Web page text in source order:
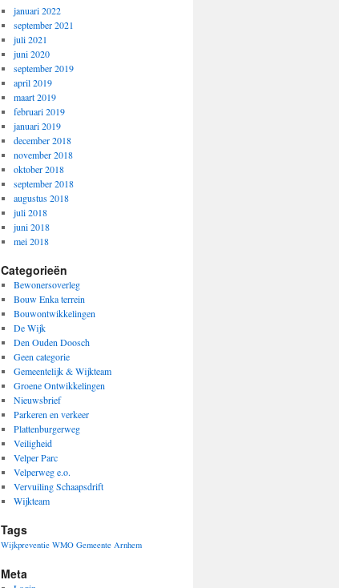
januari 2022
september 2021
juli 2021
juni 2020
september 2019
april 2019
maart 2019
februari 2019
januari 2019
december 2018
november 2018
oktober 2018
september 2018
augustus 2018
juli 2018
juni 2018
mei 2018
Categorieën
Bewonersoverleg
Bouw Enka terrein
Bouwontwikkelingen
De Wijk
Den Ouden Doosch
Geen categorie
Gemeentelijk & Wijkteam
Groene Ontwikkelingen
Nieuwsbrief
Parkeren en verkeer
Plattenburgerweg
Veiligheid
Velper Parc
Velperweg e.o.
Vervuiling Schaapsdrift
Wijkteam
Tags
Wijkpreventie WMO Gemeente Arnhem
Meta